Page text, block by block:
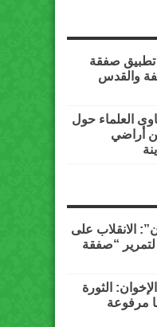
تطبيق صفقة
والقدس
العلماء حول
أراضي
الانقلاب على
“صفقة
الثورة
مرفوعة